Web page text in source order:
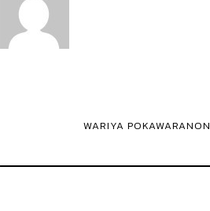
WARIYA POKAWARANON